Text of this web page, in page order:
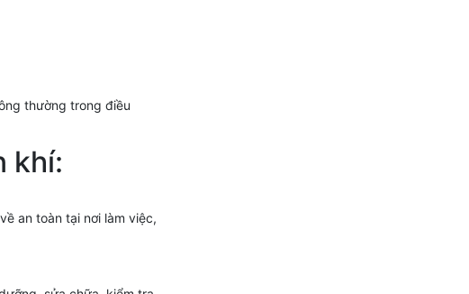
thường trong điều
khí:
an toàn tại nơi làm việc,